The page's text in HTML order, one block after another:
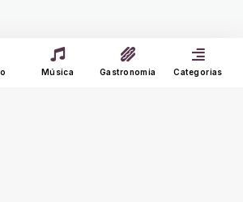
somente notícias de sites confiáveis
na internet. Curta novas
Música Gastronomia Categorias